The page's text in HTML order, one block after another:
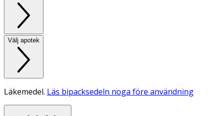
Välj apotek
Läkemedel. Läs bipacksedeln noga före användning